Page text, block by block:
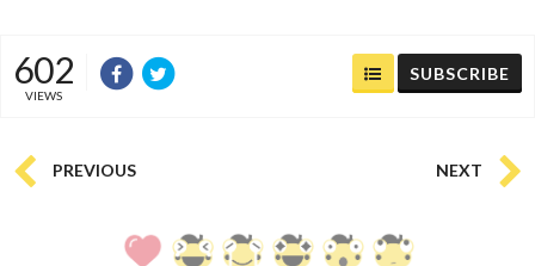
602
VIEWS
SUBSCRIBE
PREVIOUS NEXT